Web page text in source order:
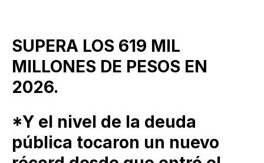
SUPERA LOS 619 MIL
MILLONES DE PESOS EN
2026.
*Y el nivel de la deuda
pública tocaron un nuevo